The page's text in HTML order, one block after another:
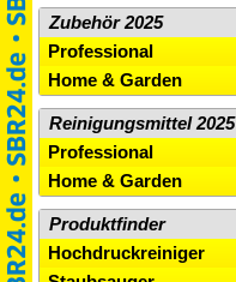
Zubehör 2025
Professional
Home & Garden
Reinigungsmittel 2025
Professional
Home & Garden
Produktfinder
Hochdruckreiniger